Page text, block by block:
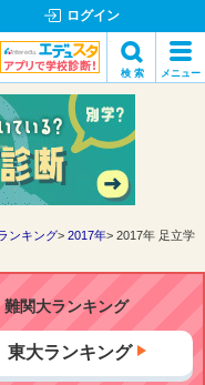
ログイン
検 索 メニュー
検索
ンキング 2017年
2017年 足立学
関大ランキング
東大ランキング